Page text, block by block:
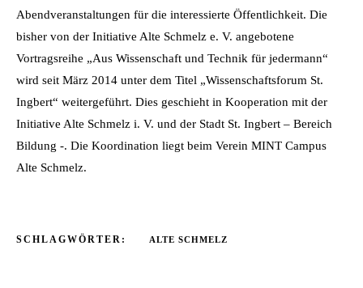
Abendveranstaltungen für die interessierte Öffentlichkeit. Die
bisher von der Initiative Alte Schmelz e. V. angebotene
Vortragsreihe „Aus Wissenschaft und Technik für jedermann“
wird seit März 2014 unter dem Titel „Wissenschaftsforum St.
Ingbert“ weitergeführt. Dies geschieht in Kooperation mit der
Initiative Alte Schmelz i. V. und der Stadt St. Ingbert – Bereich
Bildung -. Die Koordination liegt beim Verein MINT Campus
Alte Schmelz.
SCHLAGWÖRTER: ALTE SCHMELZ